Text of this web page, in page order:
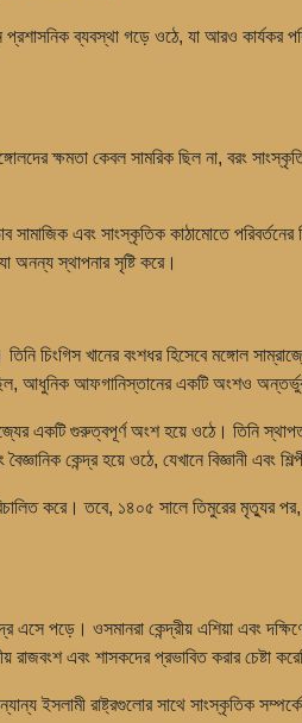
ব্যবস্থা গড়ে ওঠে, যা আরও কার্যকর
ক্ষমতা কেবল সামরিক ছিল না, বরং
এবং সাংস্কৃতিক কাঠামোতে
অনন্য স্থাপনার সৃষ্টি করে।
খানের বংশধর হিসেবে মঙ্গোল
আধুনিক আফগানিস্তানের একটি অংশও
গুরুত্বপূর্ণ অংশ হয়ে ওঠে। তিনি স্থাপত্য,
কেন্দ্র হয়ে ওঠে, যেখানে বিজ্ঞানী এবং
করে। তবে, ১৪০৫ সালে তিমুরের মৃত্যুর
পড়ে। ওসমানরা কেন্দ্রীয় এশিয়া এবং
রাজবংশ এবং শাসকদের প্রভাবিত করার চেষ্টা
ইসলামী রাষ্ট্রগুলোর সাথে সাংস্কৃতিক